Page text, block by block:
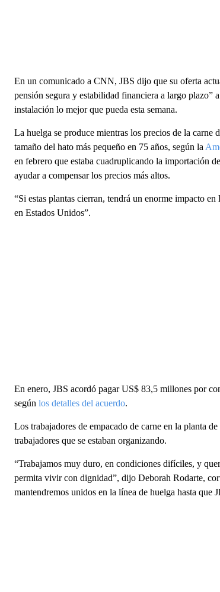
En un comunicado a CNN, JBS dijo que su oferta
pensión segura y estabilidad financiera a largo plazo”
instalación lo mejor que pueda esta semana.
La huelga se produce mientras los precios de la
tamaño del hato más pequeño en 75 años, según la
en febrero que estaba cuadruplicando la importación
ayudar a compensar los precios más altos.
“Si estas plantas cierran, tendrá un enorme impacto
en Estados Unidos”.
En enero, JBS acordó pagar US$ 83,5 millones por
según los detalles del acuerdo.
Los trabajadores de empacado de carne en la planta
trabajadores que se estaban organizando.
“Trabajamos muy duro, en condiciones difíciles, y
permita vivir con dignidad”, dijo Deborah Rodarte,
mantendremos unidos en la línea de huelga hasta que